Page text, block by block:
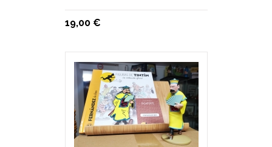
19,00 €